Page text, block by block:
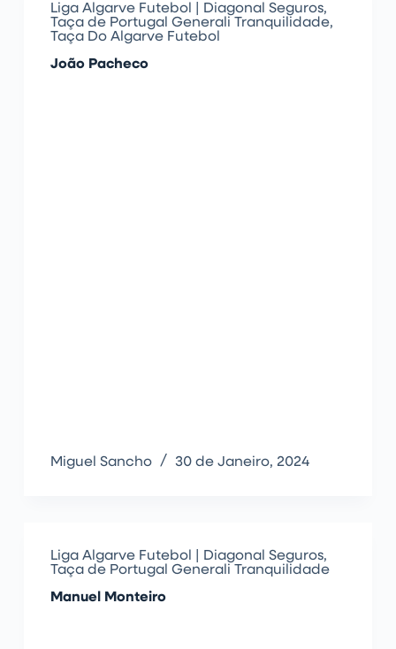
Liga Algarve Futebol | Diagonal Seguros,
Taça de Portugal Generali Tranquilidade,
Taça Do Algarve Futebol
João Pacheco
Miguel Sancho 30 de Janeiro, 2024
Liga Algarve Futebol | Diagonal Seguros,
Taça de Portugal Generali Tranquilidade
Manuel Monteiro